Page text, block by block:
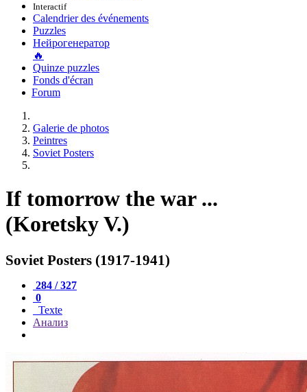
Interactif
Calendrier des événements
Puzzles
Нейрогенератор
🔥
Quinze puzzles
Fonds d'écran
Forum
Galerie de photos
Peintres
Soviet Posters
If tomorrow the war ...
(Koretsky V.)
Soviet Posters (1917-1941)
284 / 327
0
Texte
Анализ